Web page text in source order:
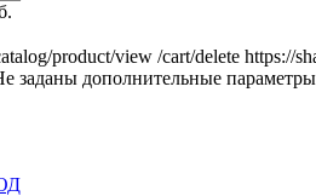
product/view /cart/delete https://
заданы дополнительные параметры